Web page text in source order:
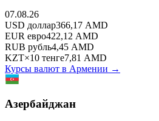
07.08.26
USD доллар366,17 AMD
EUR евро422,12 AMD
RUB рубль4,45 AMD
KZT×10 тенге7,81 AMD
Курсы валют в Армении →
Азербайджан